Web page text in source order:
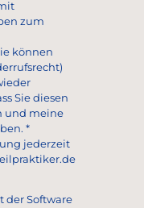
zum
können
Sie diesen
und meine
*
jederzeit
der Software